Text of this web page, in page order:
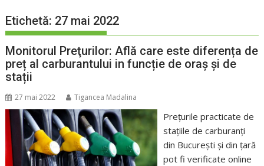
Etichetă: 27 mai 2022
Monitorul Preţurilor: Află care este diferența de
preț al carburantului in funcție de oraș și de
stații
27 mai 2022 Tigancea Madalina
Prețurile practicate de
stațiile de carburanți
din București și din țară
pot fi verificate online